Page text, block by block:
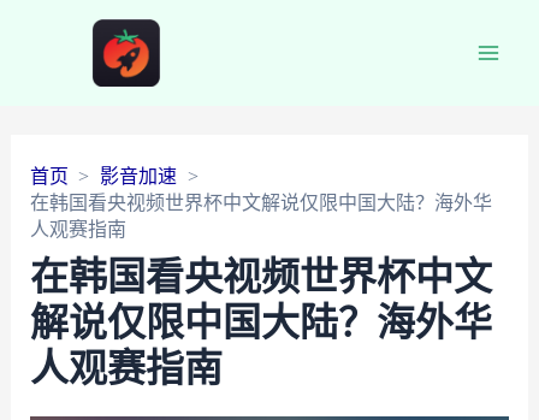
首页
影音加速
在韩国看央视频世界杯中文解说仅限中国大陆？海外华
人观赛指南
在韩国看央视频世界杯中文
解说仅限中国大陆？海外华
人观赛指南